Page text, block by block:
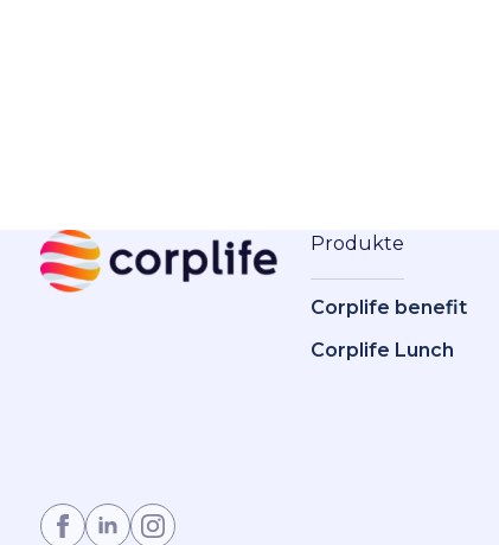
Produkte
Corplife benefit
Corplife Lunch